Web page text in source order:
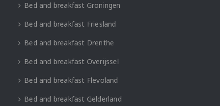
Bed and breakfast Groningen
Bed and breakfast Friesland
Bed and breakfast Drenthe
Bed and breakfast Overijssel
Bed and breakfast Flevoland
Bed and breakfast Gelderland